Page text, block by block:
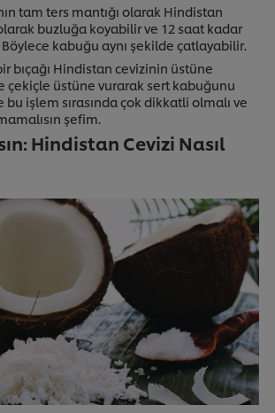
tam ters mantığı olarak Hindistan
buzluğa koyabilir ve 12 saat kadar
kabuğu aynı şekilde çatlayabilir.
bıçağı Hindistan cevizinin üstüne
çekiçle üstüne vurarak sert kabuğunu
bu işlem sırasında çok dikkatli olmalı ve
şefim.
Hindistan Cevizi Nasıl